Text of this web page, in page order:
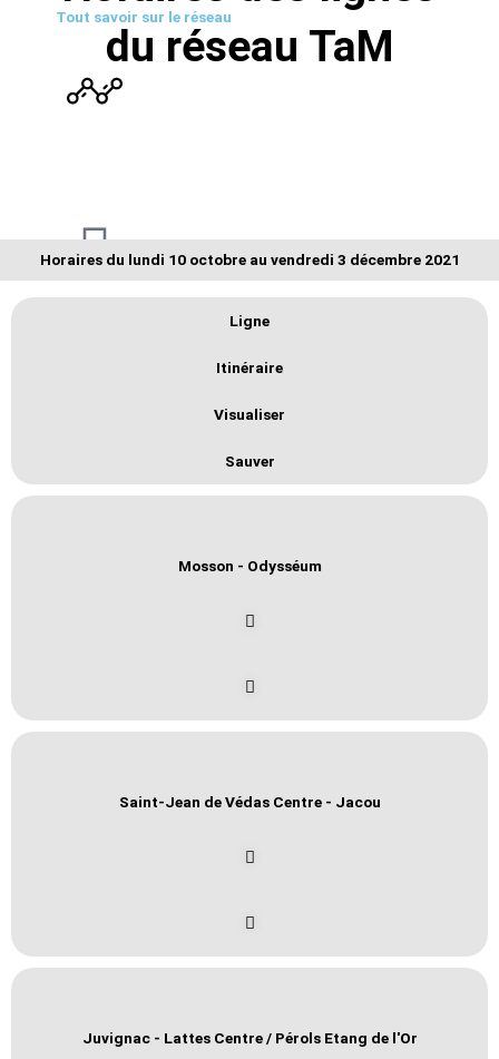
Tout savoir sur le réseau
du réseau TaM
Horaires du lundi 10 octobre au vendredi 3 décembre 2021
Ligne
Itinéraire
Visualiser
Sauver
Mosson - Odysséum
Saint-Jean de Védas Centre - Jacou
Juvignac - Lattes Centre / Pérols Etang de l'Or